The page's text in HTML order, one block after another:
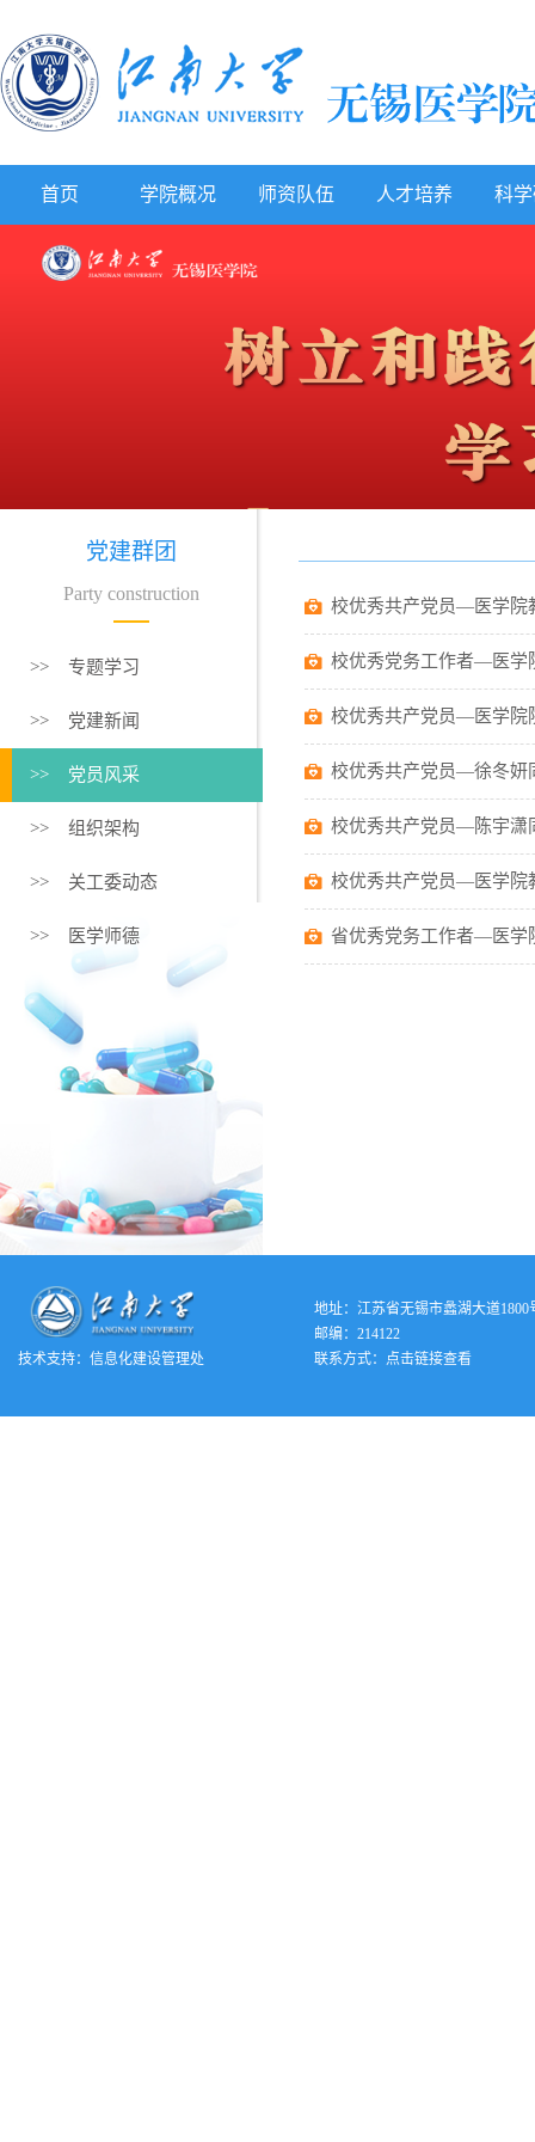
首页 学院概况 师资队伍 人才培养 科
党建群团
Party construction
>> 专题学习
>> 党建新闻
>> 党员风采
>> 组织架构
>> 关工委动态
>> 医学师德
校优秀共产党员—医学院
校优秀党务工作者—医学
校优秀共产党员—医学院
校优秀共产党员—徐冬妍
校优秀共产党员—陈宇潇
校优秀共产党员—医学院
省优秀党务工作者—医学
技术支持： 信息化建设管理处
地址：江苏省无锡市蠡湖大道1800
邮编：214122
联系方式：
点击链接查看